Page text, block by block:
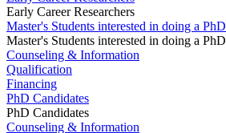
Early Career Researchers
Master's Students interested in doing a PhD
Master's Students interested in doing a PhD
Counseling & Information
Qualification
Financing
PhD Candidates
PhD Candidates
Counseling & Information